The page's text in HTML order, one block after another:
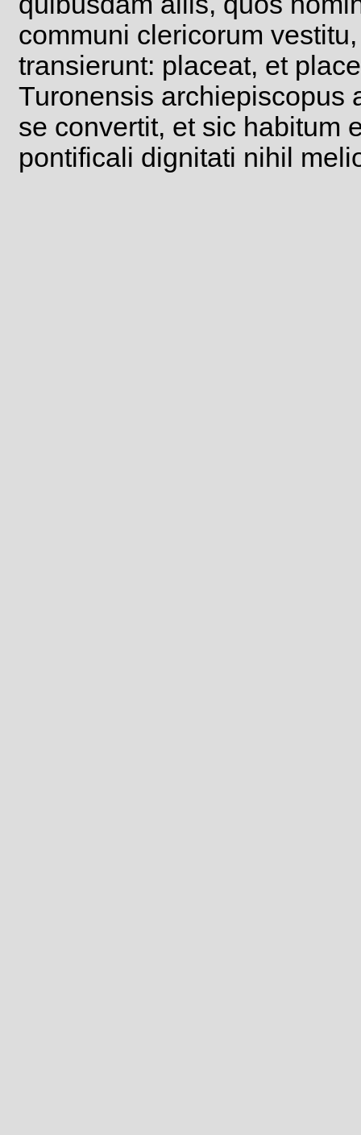
communi clericorum
transierunt: placeat, et
Turonensis archiepiscopus
se convertit, et sic habitum
pontificali dignitati nihil